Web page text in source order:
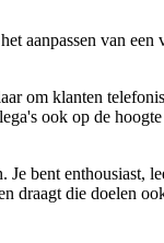
aanpassen van
om klanten
ook op de
Je bent enthousiast,
draagt die doelen